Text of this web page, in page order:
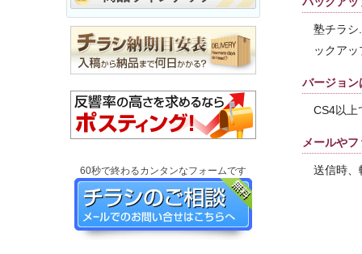
塾チラシ
ックア
バージョン
CS4以上
メールや
送信時、
60秒で終わるカンタンなフォームです